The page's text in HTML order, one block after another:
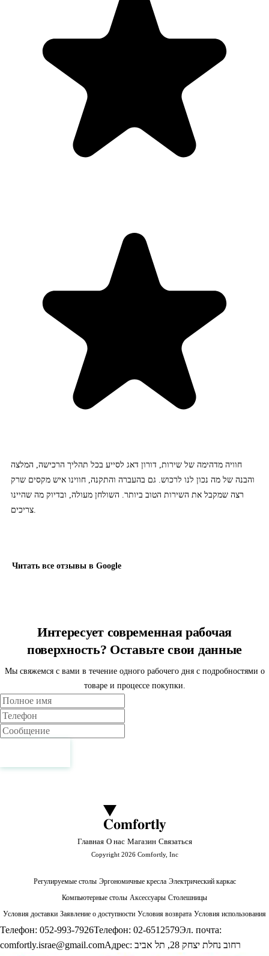
חוויה מדהימה של שירות, דורון דאג לסייע בכל תהליך הרכישה, המלצה
והבנה של מה נכון לנו לרכוש. גם בהעברה והתקנה, חווינו איש מקסים שרק
רצה שמקבל את השירות הטוב ביותר. השולחן מעולה, ובדיוק מה שהיינו
Читать все отзывы в Google
Интересует современная рабочая
поверхность? Оставьте свои данные
Мы свяжемся с вами в течение одного рабочего дня с подробностями о
товаре и процессе покупки.
Имя
Телефон
Сообщение
Comfortly
Главная О нас Магазин Связаться
Copyright 2026 Comfortly, Inc
Регулируемые столы Эргономичные кресла Электрический каркас
Компьютерные столы Аксессуары Столешницы
Условия доставки Заявление о доступности Условия возврата Условия использования
Телефон: 052-993-7926Телефон: 02-6512579Эл. почта:
comfortly.israe@gmail.comАдрес: רחוב נחלת יצחק 28, תל אביב